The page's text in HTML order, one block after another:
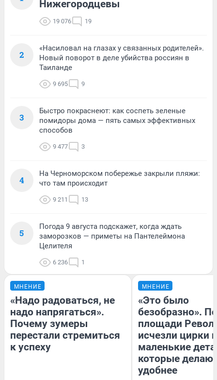
Нижегородцевы
19 076 19
2
«Насиловал на глазах у связанных родителей».
Новый поворот в деле убийства россиян в
Таиланде
9 695 9
3
Быстро покраснеют: как соспеть зеленые
помидоры дома — пять самых эффективных
способов
9 477 3
4
На Черноморском побережье закрыли пляжи:
что там происходит
9 211 13
5
Погода 9 августа подскажет, когда ждать
заморозков — приметы на Пантелеймона
Целителя
6 236 1
МНЕНИЕ
«Надо радоваться, не
надо напрягаться».
Почему зумеры
перестали стремиться
к успеху
МНЕНИЕ
«Это было
безобразно».
площади
исчезли цирки
маленькие
которые
удобнее